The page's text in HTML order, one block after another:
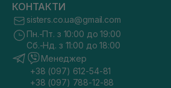
КОНТАКТИ
sisters.co.ua@gmail.com
Пн.-Пт. з 10:00 до 19:00
Сб.-Нд. з 11:00 до 18:00
Менеджер
+38 (097) 612-54-81
+38 (097) 788-12-88